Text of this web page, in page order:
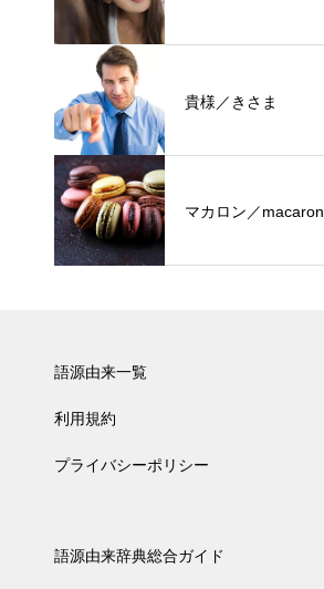
貴様／きさま
マカロン／macaron
語源由来一覧
利用規約
プライバシーポリシー
語源由来辞典総合ガイド